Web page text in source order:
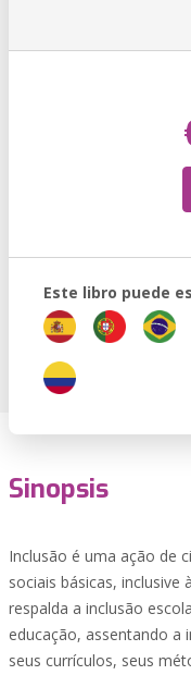
Este libro puede
Sinopsis
Inclusão é uma ação de
sociais básicas, inclusive
respalda a inclusão
educação, assentando a
seus currículos, seus